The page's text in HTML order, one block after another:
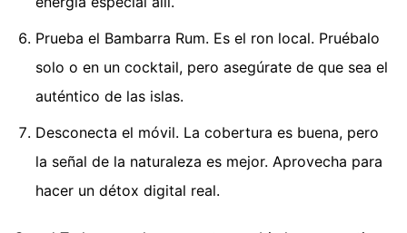
Prueba el Bambarra Rum. Es el ron local. Pruébalo
solo o en un cocktail, pero asegúrate de que sea el
auténtico de las islas.
Desconecta el móvil. La cobertura es buena, pero
la señal de la naturaleza es mejor. Aprovecha para
hacer un détox digital real.